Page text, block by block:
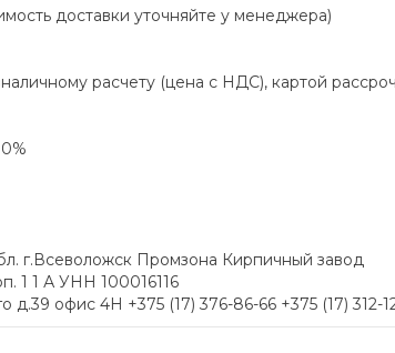
доставки уточняйте у менеджера)
расчету (цена с НДС), картой
г.Всеволожск Промзона Кирпичный завод
1 1 А УНН 100016116
офис 4H +375 (17) 376-86-66 +375 (17) 312-